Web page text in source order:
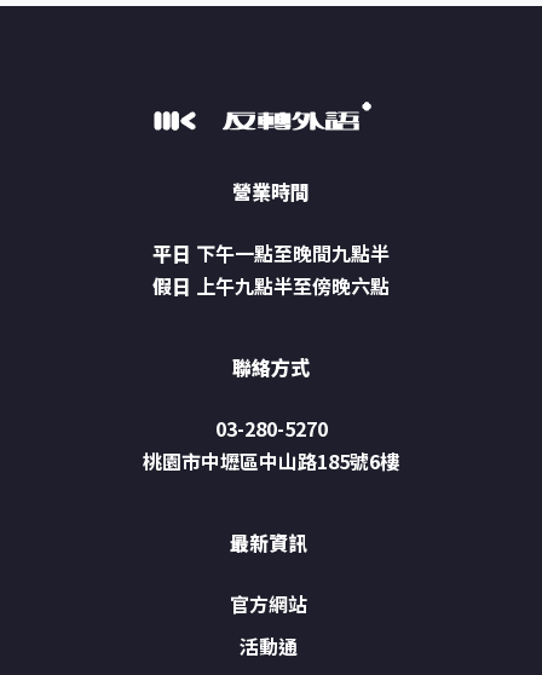
營業時間
平日 下午一點至晚間九點半
假日 上午九點半至傍晚六點
聯絡方式
03-280-5270
桃園市中壢區中山路185號6樓
最新資訊
官方網站
活動通